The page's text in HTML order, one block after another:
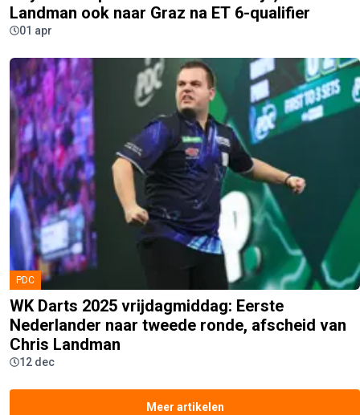
Landman ook naar Graz na ET 6-qualifier
01 apr
PDC
WK Darts 2025 vrijdagmiddag: Eerste
Nederlander naar tweede ronde, afscheid van
Chris Landman
12 dec
Meer artikelen